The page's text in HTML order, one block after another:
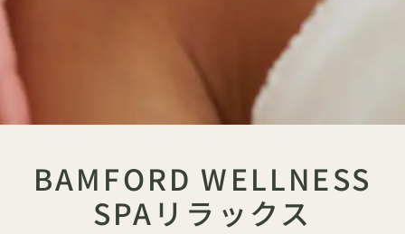
BAMFORD WELLNESS
SPAリラックス